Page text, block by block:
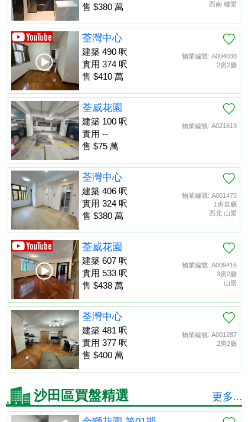
西南 樓景
售 $380 萬
物業編號: A004038
2房2廳
荃灣中心
建築 490 呎
實用 374 呎
售 $410 萬
物業編號: A021619
荃威花園
建築 100 呎
實用 --
售 $75 萬
物業編號: A001475
1房直廳
西北 山景
荃灣中心
建築 406 呎
實用 324 呎
售 $380 萬
物業編號: A009416
3房2廳
山景
荃威花園
建築 607 呎
實用 533 呎
售 $438 萬
物業編號: A001287
2房2廳
荃灣中心
建築 481 呎
實用 377 呎
售 $400 萬
沙田區買盤精選 更多...